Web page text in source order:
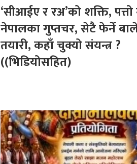
‘सीआईए र रअ’को शक्ति,
नेपालका गुप्तचर, सेटै फेर्ने
तयारी, कहाँ चुक्यो संयन्त्र ?
((भिडियोसहित)